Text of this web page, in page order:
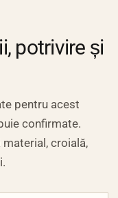
potrivire și
pentru acest
confirmate.
croială,